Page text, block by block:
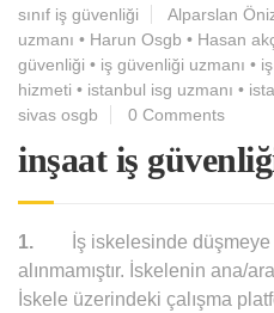
sınıf iş güvenliği
Alparslan
uzmanı • Harun Osgb • Hasan
güvenliği • iş güvenliği uzmanı •
hizmeti • istanbul isg uzmanı •
sivas osgb
0 Comments
inşaat iş
1.
İş iskelesinde
alınmamıştır. İskelenin ana/
İskele üzerindeki çalışma